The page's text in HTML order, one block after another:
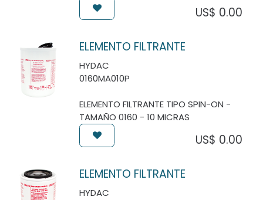
US$ 0.00
ELEMENTO FILTRANTE
HYDAC
0160MA010P
ELEMENTO FILTRANTE TIPO SPIN-ON -
TAMAÑO 0160 - 10 MICRAS
US$ 0.00
ELEMENTO FILTRANTE
HYDAC